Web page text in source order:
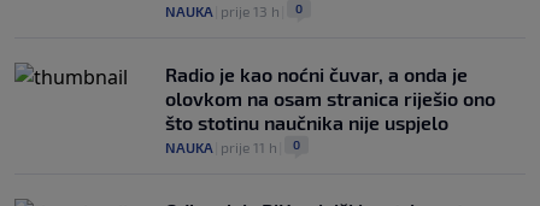
NAUKA prije 13 h 0
Radio je kao noćni čuvar, a onda je
olovkom na osam stranica riješio ono
što stotinu naučnika nije uspjelo
NAUKA prije 11 h 0